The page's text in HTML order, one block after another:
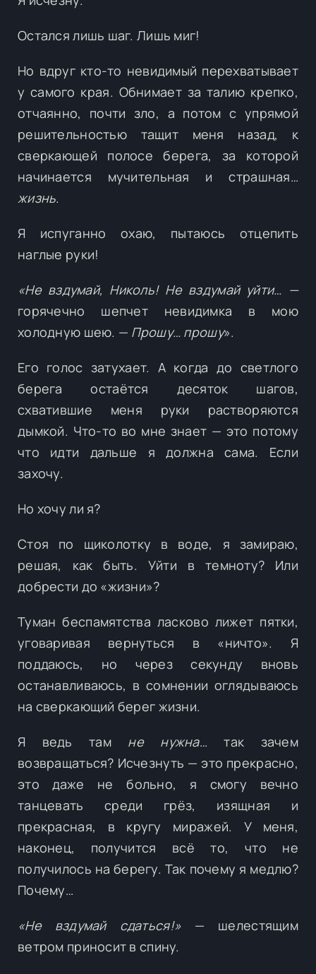
Остался лишь шаг. Лишь миг!
Но вдруг кто-то невидимый перехватывает
у самого края. Обнимает за талию крепко,
отчаянно, почти зло, а потом с упрямой
решительностью тащит меня назад, к
сверкающей полосе берега, за которой
начинается мучительная и страшная…
жизнь.
Я испуганно охаю, пытаюсь отцепить
наглые руки!
«Не вздумай, Николь! Не вздумай уйти… —
горячечно шепчет невидимка в мою
холодную шею. — Прошу… прошу».
Его голос затухает. А когда до светлого
берега остаётся десяток шагов,
схватившие меня руки растворяются
дымкой. Что-то во мне знает — это потому
что идти дальше я должна сама. Если
захочу.
Но хочу ли я?
Стоя по щиколотку в воде, я замираю,
решая, как быть. Уйти в темноту? Или
добрести до «жизни»?
Туман беспамятства ласково лижет пятки,
уговаривая вернуться в «ничто». Я
поддаюсь, но через секунду вновь
останавливаюсь, в сомнении оглядываюсь
на сверкающий берег жизни.
Я ведь там не нужна… так зачем
возвращаться? Исчезнуть — это прекрасно,
это даже не больно, я смогу вечно
танцевать среди грёз, изящная и
прекрасная, в кругу миражей. У меня,
наконец, получится всё то, что не
получилось на берегу. Так почему я медлю?
Почему…
«Не вздумай сдаться!» — шелестящим
ветром приносит в спину.